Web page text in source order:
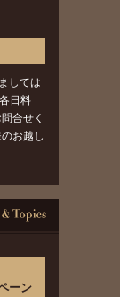
しては
日料
合せく
お越し
ーン